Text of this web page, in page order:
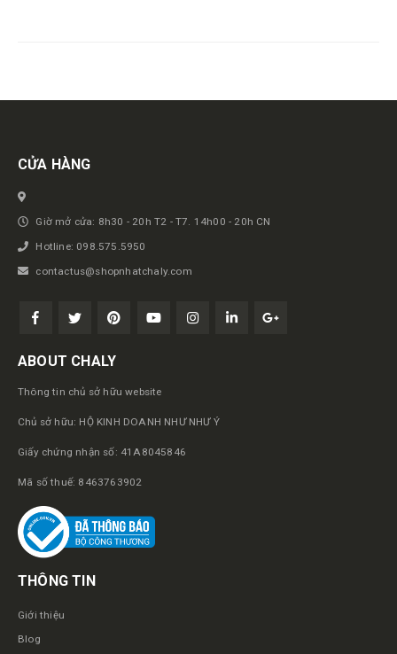
Get in touch
CỬA HÀNG
Giờ mở cửa: 8h30 - 20h T2 - T7. 14h00 - 20h CN
Hotline: 098.575.5950
contactus@shopnhatchaly.com
ABOUT CHALY
Thông tin chủ sở hữu website
Chủ sở hữu: HỘ KINH DOANH NHƯ NHƯ Ý
Giấy chứng nhận số: 41A8045846
Mã số thuế: 8463763902
THÔNG TIN
Giới thiệu
Blog